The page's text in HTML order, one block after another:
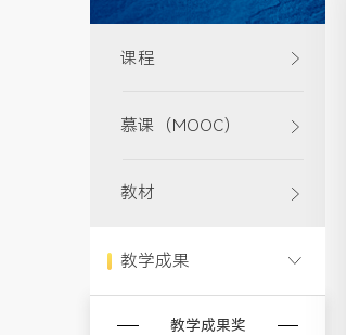
课程
慕课（MOOC）
教材
教学成果
教学成果奖